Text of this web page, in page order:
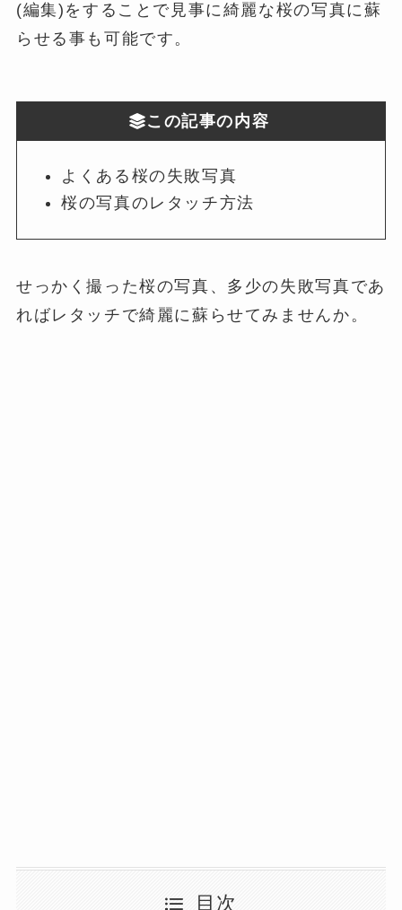
(編集)をすることで見事に綺麗な桜の写真に蘇
らせる事も可能です。
この記事の内容
よくある桜の失敗写真
桜の写真のレタッチ方法
せっかく撮った桜の写真、多少の失敗写真であ
ればレタッチで綺麗に蘇らせてみませんか。
目次